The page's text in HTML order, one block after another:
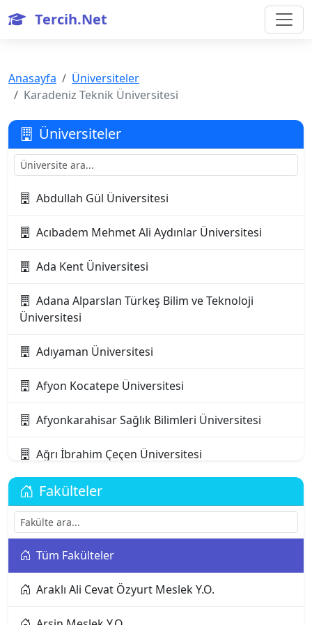
Tercih.Net
Anasayfa
Üniversiteler
Karadeniz Teknik Üniversitesi
Üniversiteler
Abdullah Gül Üniversitesi
Acıbadem Mehmet Ali Aydınlar Üniversitesi
Ada Kent Üniversitesi
Adana Alparslan Türkeş Bilim ve Teknoloji
Üniversitesi
Adıyaman Üniversitesi
Afyon Kocatepe Üniversitesi
Afyonkarahisar Sağlık Bilimleri Üniversitesi
Ağrı İbrahim Çeçen Üniversitesi
Akdeniz Karpaz Üniversitesi
Akdeniz Üniversitesi
Aksaray Üniversitesi
Alanya Alaaddin Keykubat Üniversitesi
Fakülteler
Tüm Fakülteler
Araklı Ali Cevat Özyurt Meslek Y.O.